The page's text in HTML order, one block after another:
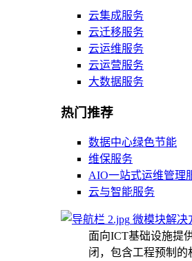
云集成服务
云迁移服务
云运维服务
云运营服务
大数据服务
热门推荐
数据中心绿色节能
维保服务
AIO一站式运维管理
云与智能服务
微模块解决
面向ICT基础设施提
闭，包含工程预制